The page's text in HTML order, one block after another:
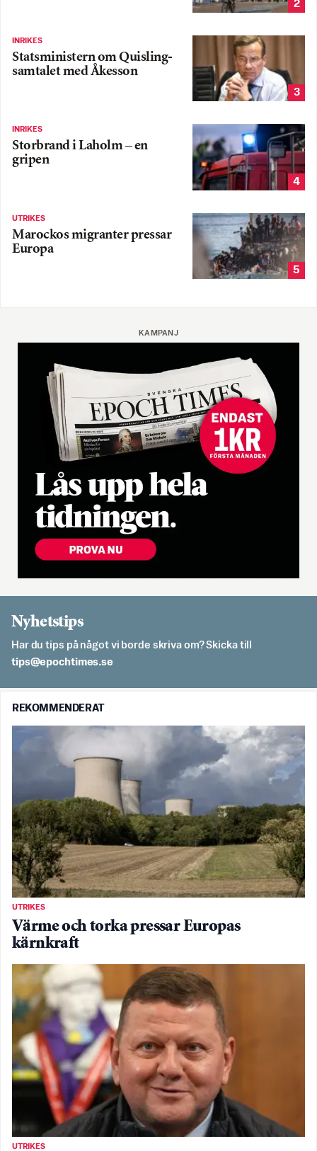
2
INRIKES
Statsministern om Quisling-
samtalet med Åkesson
3
INRIKES
Storbrand i Laholm – en
gripen
4
UTRIKES
Marockos migranter pressar
Europa
5
KAMPANJ
Nyhetstips
Har du tips på något vi borde skriva om? Skicka till
es.semithcope@spit
REKOMMENDERAT
UTRIKES
Värme och torka pressar Europas
kärnkraft
UTRIKES